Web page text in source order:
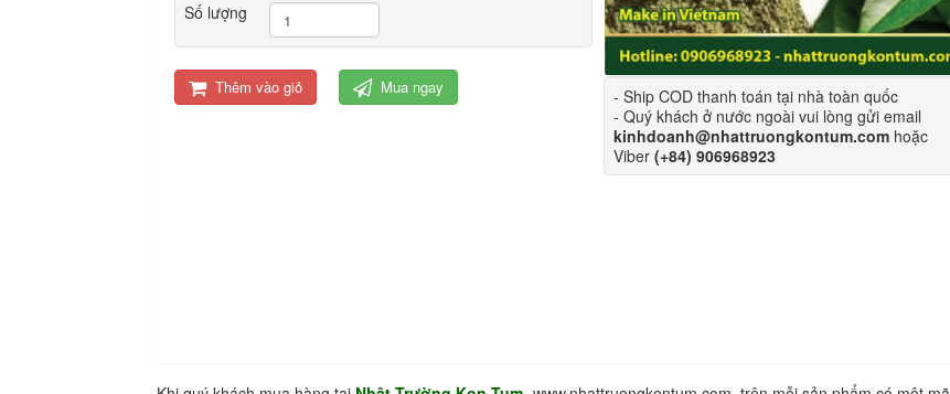
Số lượng
Thêm vào giỏ Mua ngay
- Ship COD thanh toán tại nhà toàn quốc
- Quý khách ở nước ngoài vui lòng gửi email
kinhdoanh@nhattruongkontum.com hoặc
Viber(+84) 906968923